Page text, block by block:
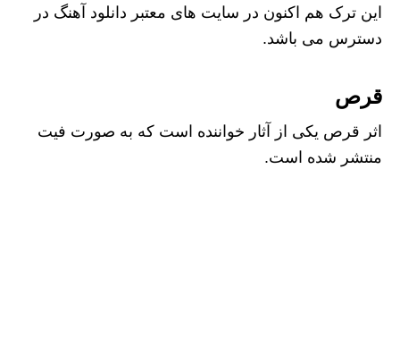
این ترک هم اکنون در سایت های معتبر دانلود آهنگ در
دسترس می باشد.
قرص
اثر قرص یکی از آثار خواننده است که به صورت فیت
منتشر شده است.